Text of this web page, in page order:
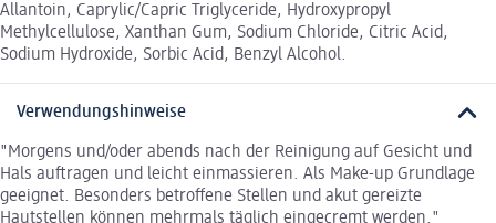
Allantoin, Caprylic/Capric Triglyceride, Hydroxypropyl
Methylcellulose, Xanthan Gum, Sodium Chloride, Citric Acid,
Sodium Hydroxide, Sorbic Acid, Benzyl Alcohol.
Verwendungshinweise
"Morgens und/oder abends nach der Reinigung auf Gesicht und
Hals auftragen und leicht einmassieren. Als Make-up Grundlage
geeignet. Besonders betroffene Stellen und akut gereizte
Hautstellen können mehrmals täglich eingecremt werden."